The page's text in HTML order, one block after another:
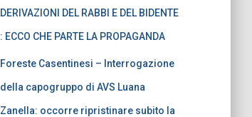
DERIVAZIONI DEL RABBI E DEL BIDENTE
: ECCO CHE PARTE LA PROPAGANDA
Foreste Casentinesi – Interrogazione
della capogruppo di AVS Luana
Zanella: occorre ripristinare subito la